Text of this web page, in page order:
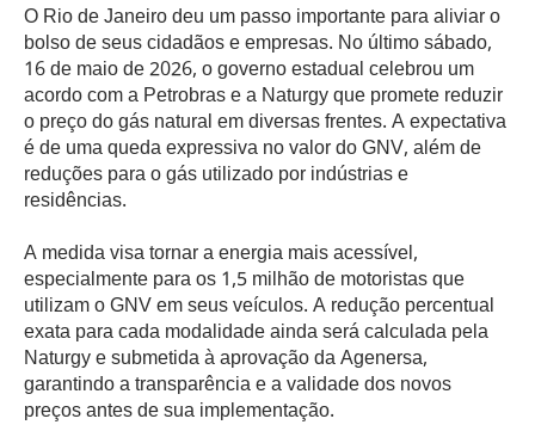
O Rio de Janeiro deu um passo importante para aliviar o
bolso de seus cidadãos e empresas. No último sábado,
16 de maio de 2026, o governo estadual celebrou um
acordo com a Petrobras e a Naturgy que promete reduzir
o preço do gás natural em diversas frentes. A expectativa
é de uma queda expressiva no valor do GNV, além de
reduções para o gás utilizado por indústrias e
residências.
A medida visa tornar a energia mais acessível,
especialmente para os 1,5 milhão de motoristas que
utilizam o GNV em seus veículos. A redução percentual
exata para cada modalidade ainda será calculada pela
Naturgy e submetida à aprovação da Agenersa,
garantindo a transparência e a validade dos novos
preços antes de sua implementação.